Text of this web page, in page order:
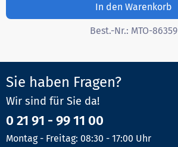
In den Warenkorb
Best.-Nr.: MTO-86359
Sie haben Fragen?
Wir sind für Sie da!
0 21 91 - 99 11 00
Montag - Freitag: 08:30 - 17:00 Uhr